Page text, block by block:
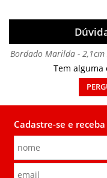
Bordado Marilda -
Tem alguma
Cadastre-se e